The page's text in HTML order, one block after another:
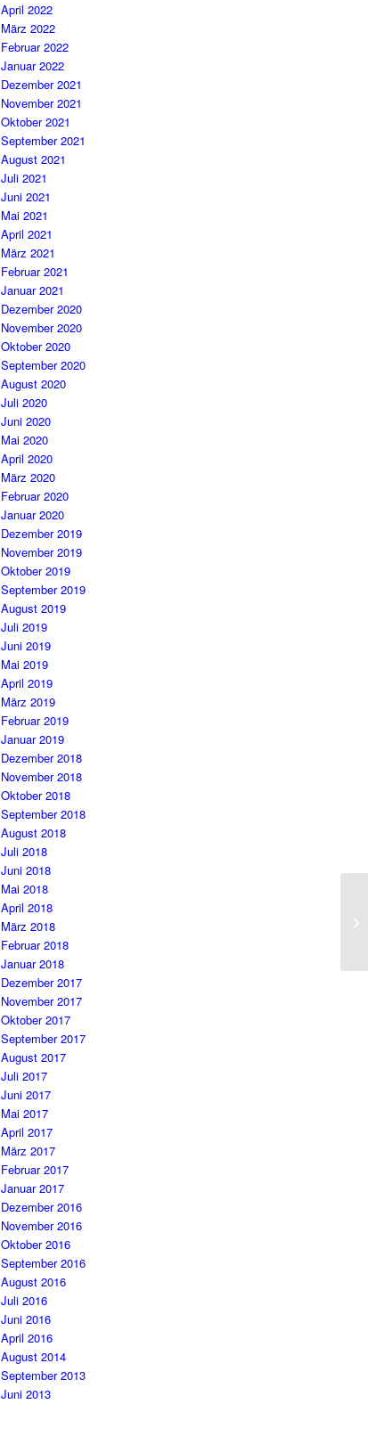
April 2022
März 2022
Februar 2022
Januar 2022
Dezember 2021
November 2021
Oktober 2021
September 2021
August 2021
Juli 2021
Juni 2021
Mai 2021
April 2021
März 2021
Februar 2021
Januar 2021
Dezember 2020
November 2020
Oktober 2020
September 2020
August 2020
Juli 2020
Juni 2020
Mai 2020
April 2020
März 2020
Februar 2020
Januar 2020
Dezember 2019
November 2019
Oktober 2019
September 2019
August 2019
Juli 2019
Juni 2019
Mai 2019
April 2019
März 2019
Februar 2019
Januar 2019
Dezember 2018
November 2018
Oktober 2018
September 2018
August 2018
Juli 2018
Juni 2018
Mai 2018
April 2018
März 2018
Februar 2018
Januar 2018
Dezember 2017
November 2017
Oktober 2017
September 2017
August 2017
Juli 2017
Juni 2017
Mai 2017
April 2017
März 2017
Februar 2017
Januar 2017
Dezember 2016
November 2016
Oktober 2016
September 2016
August 2016
Juli 2016
Juni 2016
April 2016
August 2014
September 2013
Juni 2013